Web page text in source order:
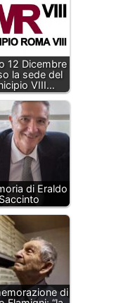
12 Dicembre
la sede del
VIII…
di Eraldo
Saccinto
di